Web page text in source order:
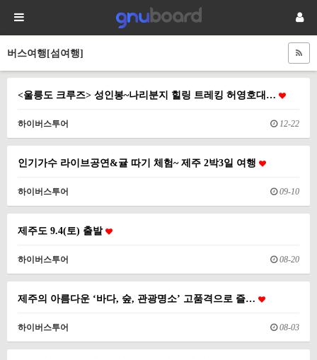
버스여행[섬여행]
<울릉도 크루즈> 성인봉~나리분지 힐링 트레킹 허영호대…
하이버스투어 12-22
인기가수 라이브공연&귤 따기 체험~ 제주 2박3일 여행
하이버스투어 09-10
제주도 9.4(토) 출발
하이버스투어 08-20
제주의 아름다운 ‘바다, 숲, 관광명소’ 고품격으로 즐…
하이버스투어 08-03